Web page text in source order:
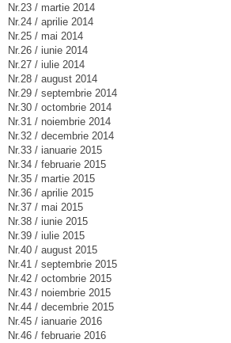
Nr.23 / martie 2014
Nr.24 / aprilie 2014
Nr.25 / mai 2014
Nr.26 / iunie 2014
Nr.27 / iulie 2014
Nr.28 / august 2014
Nr.29 / septembrie 2014
Nr.30 / octombrie 2014
Nr.31 / noiembrie 2014
Nr.32 / decembrie 2014
Nr.33 / ianuarie 2015
Nr.34 / februarie 2015
Nr.35 / martie 2015
Nr.36 / aprilie 2015
Nr.37 / mai 2015
Nr.38 / iunie 2015
Nr.39 / iulie 2015
Nr.40 / august 2015
Nr.41 / septembrie 2015
Nr.42 / octombrie 2015
Nr.43 / noiembrie 2015
Nr.44 / decembrie 2015
Nr.45 / ianuarie 2016
Nr.46 / februarie 2016